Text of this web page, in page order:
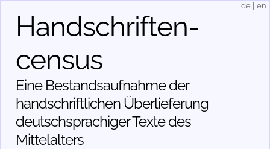
Handschriften­
census
Eine Bestandsaufnahme der
handschriftlichen Über­lieferung
deutschsprachiger Texte des
Mittelalters
de en